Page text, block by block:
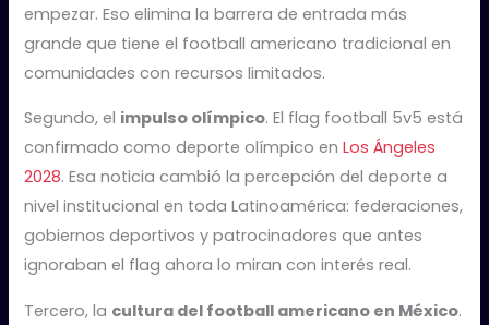
empezar. Eso elimina la barrera de entrada más
grande que tiene el football americano tradicional en
comunidades con recursos limitados.
Segundo, el impulso olímpico. El flag football 5v5 está
confirmado como deporte olímpico enLos Ángeles
2028. Esa noticia cambió la percepción del deporte a
nivel institucional en toda Latinoamérica: federaciones,
gobiernos deportivos y patrocinadores que antes
ignoraban el flag ahora lo miran con interés real.
Tercero, la cultura del football americano en México.